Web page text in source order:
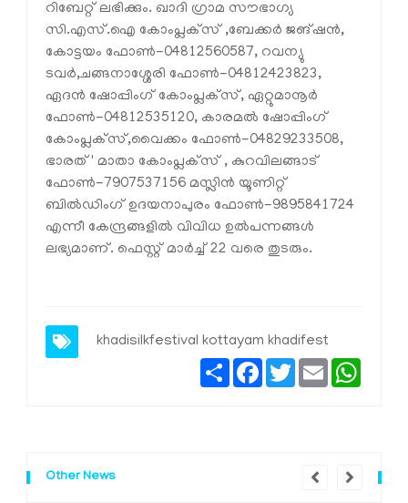
റിബേറ്റ് ലഭിക്കും. ഖാദി ഗ്രാമ സൗഭാഗ്യ
സി.എസ്.ഐ കോംപ്ലക്‌സ് ,ബേക്കർ ജങ്ഷൻ,
കോട്ടയം ഫോൺ-04812560587, റവന്യു
ടവർ,ചങ്ങനാശ്ശേരി ഫോൺ-04812423823,
ഏദൻ ഷോപ്പിംഗ് കോംപ്ലക്‌സ്, ഏറ്റുമാനൂർ
ഫോൺ-04812535120, കാരമൽ ഷോപ്പിംഗ്
കോംപ്ലക്‌സ്,വൈക്കം ഫോൺ-04829233508,
ഭാരത്' മാതാ കോംപ്ലക്‌സ് , കുറവിലങ്ങാട്
ഫോൺ-7907537156 മസ്ലിൻ യൂണിറ്റ്
ബിൽഡിംഗ് ഉദയനാപുരം ഫോൺ-9895841724
എന്നീ കേന്ദ്രങ്ങളിൽ വിവിധ ഉൽപന്നങ്ങൾ
ലഭ്യമാണ്. ഫെസ്റ്റ് മാർച്ച് 22 വരെ തുടരും.
khadisilkfestival kottayam khadifest
ShareFacebook
TwitterEmail
Other News